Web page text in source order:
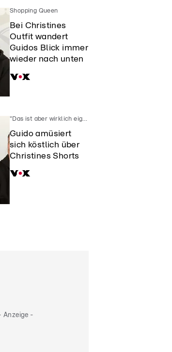
Shopping Queen
Bei Christines
Outfit wandert
Guidos Blick immer
wieder nach unten
"Das ist aber wirklich eigensinnig gemacht"
Guido amüsiert
sich köstlich über
Christines Shorts
Anzeige -